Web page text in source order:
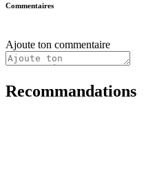
Commentaires
Ajoute ton commentaire
Recommandations